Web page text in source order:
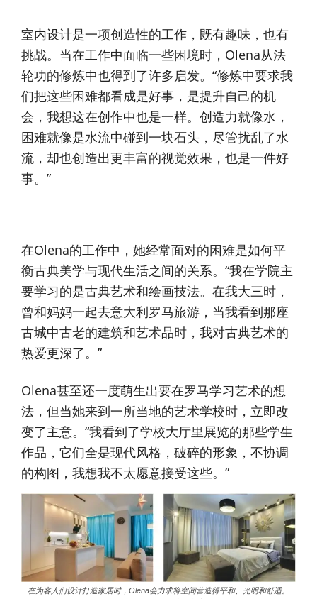
室内设计是一项创造性的工作，既有趣味，也有
挑战。当在工作中面临一些困境时，Olena从法
轮功的修炼中也得到了许多启发。“修炼中要求我
们把这些困难都看成是好事，是提升自己的机
会，我想这在创作中也是一样。创造力就像水，
困难就像是水流中碰到一块石头，尽管扰乱了水
流，却也创造出更丰富的视觉效果，也是一件好
事。”
在Olena的工作中，她经常面对的困难是如何平
衡古典美学与现代生活之间的关系。“我在学院主
要学习的是古典艺术和绘画技法。在我大三时，
曾和妈妈一起去意大利罗马旅游，当我看到那座
古城中古老的建筑和艺术品时，我对古典艺术的
热爱更深了。”
Olena甚至还一度萌生出要在罗马学习艺术的想
法，但当她来到一所当地的艺术学校时，立即改
变了主意。“我看到了学校大厅里展览的那些学生
作品，它们全是现代风格，破碎的形象，不协调
的构图，我想我不太愿意接受这些。”
在为客人们设计打造家居时，Olena会力求将空间营造得平和、光明和舒适。